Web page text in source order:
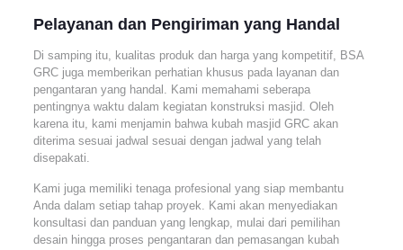
Pelayanan dan Pengiriman yang Handal
Di samping itu, kualitas produk dan harga yang kompetitif, BSA
GRC juga memberikan perhatian khusus pada layanan dan
pengantaran yang handal. Kami memahami seberapa
pentingnya waktu dalam kegiatan konstruksi masjid. Oleh
karena itu, kami menjamin bahwa kubah masjid GRC akan
diterima sesuai jadwal sesuai dengan jadwal yang telah
disepakati.
Kami juga memiliki tenaga profesional yang siap membantu
Anda dalam setiap tahap proyek. Kami akan menyediakan
konsultasi dan panduan yang lengkap, mulai dari pemilihan
desain hingga proses pengantaran dan pemasangan kubah